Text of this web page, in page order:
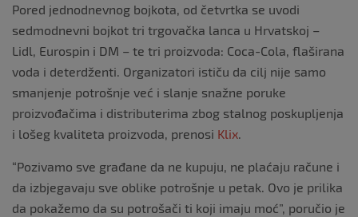
Pored jednodnevnog bojkota, od četvrtka se uvodi
sedmodnevni bojkot tri trgovačka lanca u Hrvatskoj –
Lidl, Eurospin i DM – te tri proizvoda: Coca-Cola, flaširana
voda i deterdženti. Organizatori ističu da cilj nije samo
smanjenje potrošnje već i slanje snažne poruke
proizvođačima i distributerima zbog stalnog poskupljenja
i lošeg kvaliteta proizvoda, prenosi Klix.
“Pozivamo sve građane da ne kupuju, ne plaćaju račune i
da izbjegavaju sve oblike potrošnje u petak. Ovo je prilika
da pokažemo da su potrošači ti koji imaju moć”, poručio je